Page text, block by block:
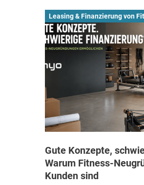
Leasing & Finanzierung von
Gute Konzepte,
Warum Fitness-
Kunden sind